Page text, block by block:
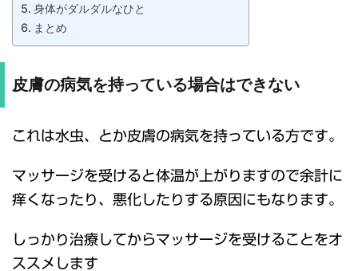
身体がダルダルなひと
まとめ
皮膚の病気を持っている場合はできない
これは水虫、とか皮膚の病気を持っている方です。
マッサージを受けると体温が上がりますので余計に
痒くなったり、悪化したりする原因にもなります。
しっかり治療してからマッサージを受けることをオ
ススメします